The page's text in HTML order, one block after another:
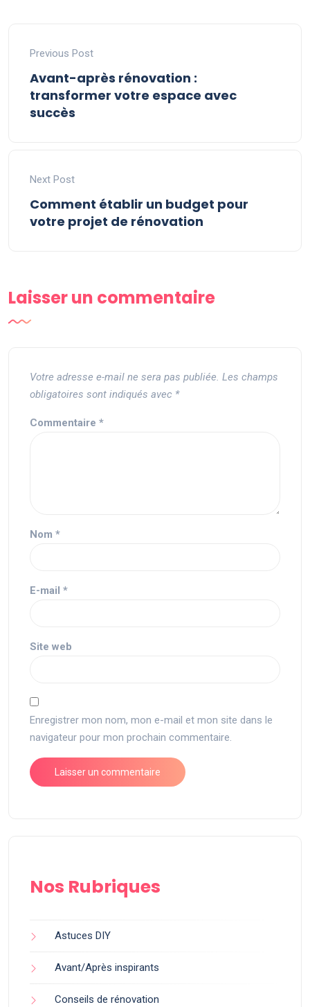
Previous Post
Avant-après rénovation :
transformer votre espace avec
succès
Next Post
Comment établir un budget pour
votre projet de rénovation
Laisser un commentaire
Votre adresse e-mail ne sera pas publiée. Les champs
obligatoires sont indiqués avec *
Commentaire *
Nom *
E-mail *
Site web
Enregistrer mon nom, mon e-mail et mon site dans le
navigateur pour mon prochain commentaire.
Nos Rubriques
Astuces DIY
Avant/Après inspirants
Conseils de rénovation